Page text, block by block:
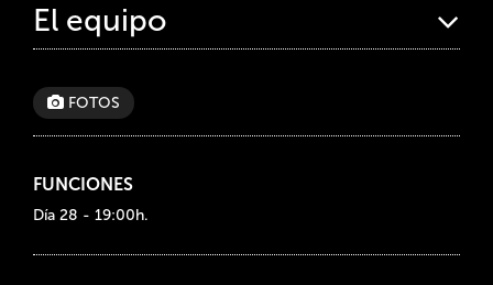
El equipo
FOTOS
FUNCIONES
Día 28 - 19:00h.